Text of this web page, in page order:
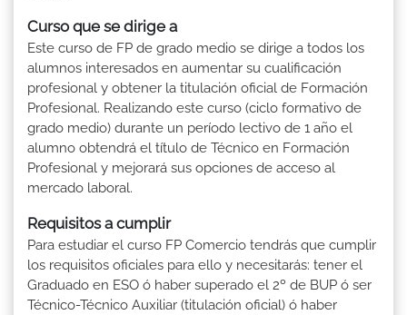
Curso que se dirige a
Este curso de FP de grado medio se dirige a todos los
alumnos interesados en aumentar su cualificación
profesional y obtener la titulación oficial de Formación
Profesional. Realizando este curso (ciclo formativo de
grado medio) durante un período lectivo de 1 año el
alumno obtendrá el título de Técnico en Formación
Profesional y mejorará sus opciones de acceso al
mercado laboral.
Requisitos a cumplir
Para estudiar el curso FP Comercio tendrás que cumplir
los requisitos oficiales para ello y necesitarás: tener el
Graduado en ESO ó haber superado el 2º de BUP ó ser
Técnico-Técnico Auxiliar (titulación oficial) ó haber